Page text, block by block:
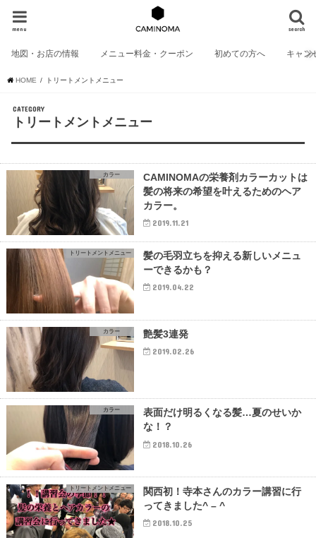
search
menu
地図・お店の情報 メニュー料金・クーポン 初めての方へ キャン
HOME トリートメントメニュー
CATEGORY
トリートメントメニュー
カラー
CAMINOMAの栄養剤カラーカットは
髪の将来の希望を叶えるためのヘア
カラー。
2019.11.21
トリートメントメニュー
髪の毛羽立ちを抑える新しいメニュ
ーできるかも？
2019.04.22
カラー 艶髪3連発
2019.02.26
カラー
表面だけ明るくなる髪…夏のせいか
な！？
2018.10.26
トリートメントメニュー
関西初！寺本さんのカラー講習に行
ってきました^ – ^
2018.10.25